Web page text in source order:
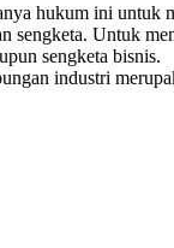
hukum ini
sengketa. Untuk
sengketa
industri